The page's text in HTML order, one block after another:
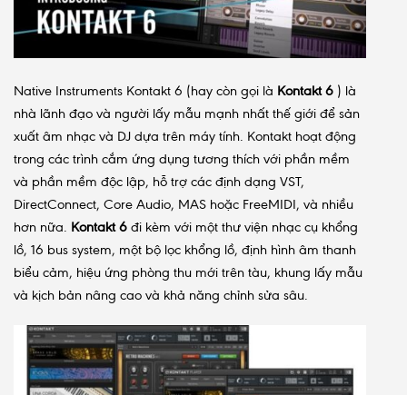
Native Instruments Kontakt 6 (hay còn gọi là Kontakt 6 ) là
nhà lãnh đạo và người lấy mẫu mạnh nhất thế giới để sản
xuất âm nhạc và DJ dựa trên máy tính. Kontakt hoạt động
trong các trình cắm ứng dụng tương thích với phần mềm
và phần mềm độc lập, hỗ trợ các định dạng VST,
DirectConnect, Core Audio, MAS hoặc FreeMIDI, và nhiều
hơn nữa. Kontakt 6 đi kèm với một thư viện nhạc cụ khổng
lồ, 16 bus system, một bộ lọc khổng lồ, định hình âm thanh
biểu cảm, hiệu ứng phòng thu mới trên tàu, khung lấy mẫu
và kịch bản nâng cao và khả năng chỉnh sửa sâu.